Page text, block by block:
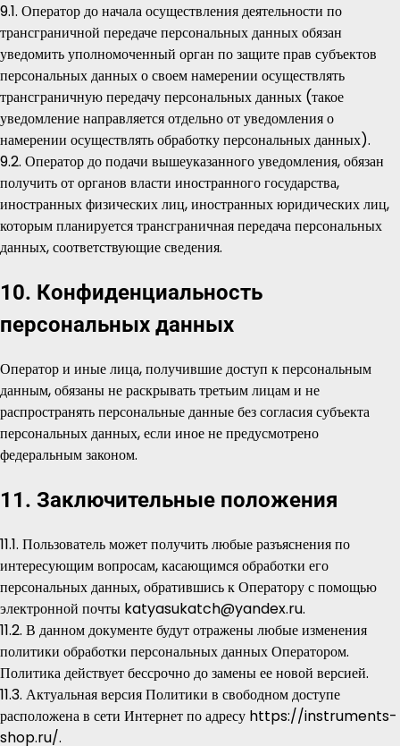
9.1. Оператор до начала осуществления деятельности по
трансграничной передаче персональных данных обязан
уведомить уполномоченный орган по защите прав субъектов
персональных данных о своем намерении осуществлять
трансграничную передачу персональных данных (такое
уведомление направляется отдельно от уведомления о
намерении осуществлять обработку персональных данных).
9.2. Оператор до подачи вышеуказанного уведомления, обязан
получить от органов власти иностранного государства,
иностранных физических лиц, иностранных юридических лиц,
которым планируется трансграничная передача персональных
данных, соответствующие сведения.
10. Конфиденциальность
персональных данных
Оператор и иные лица, получившие доступ к персональным
данным, обязаны не раскрывать третьим лицам и не
распространять персональные данные без согласия субъекта
персональных данных, если иное не предусмотрено
федеральным законом.
11. Заключительные положения
11.1. Пользователь может получить любые разъяснения по
интересующим вопросам, касающимся обработки его
персональных данных, обратившись к Оператору с помощью
электронной почты katyasukatch@yandex.ru.
11.2. В данном документе будут отражены любые изменения
политики обработки персональных данных Оператором.
Политика действует бессрочно до замены ее новой версией.
11.3. Актуальная версия Политики в свободном доступе
расположена в сети Интернет по адресу https://instruments-
shop.ru/.